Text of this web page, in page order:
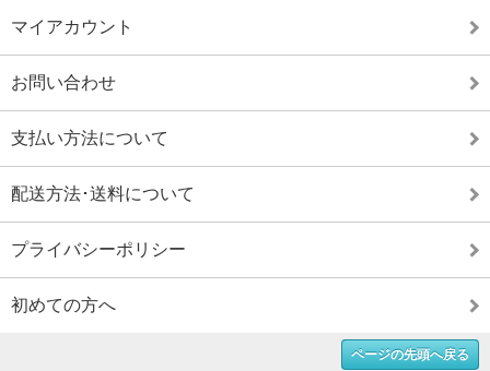
マイアカウント
お問い合わせ
支払い方法について
配送方法･送料について
プライバシーポリシー
初めての方へ
ページの先頭へ戻る